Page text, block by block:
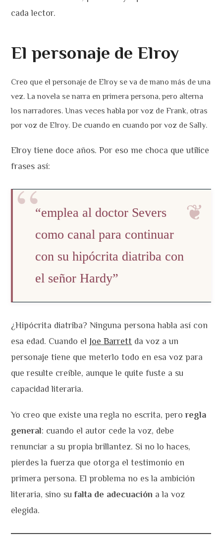
cada lector.
El personaje de Elroy
Creo que el personaje de Elroy se va de mano más de una
vez. La novela se narra en primera persona, pero alterna
los narradores. Unas veces habla por voz de Frank, otras
por voz de Elroy. De cuando en cuando por voz de Sally.
Elroy tiene doce años. Por eso me choca que utilice
frases así:
“emplea al doctor Severs
como canal para continuar
con su hipócrita diatriba con
el señor Hardy”
¿Hipócrita diatriba? Ninguna persona habla así con
esa edad. Cuando el Joe Barrett da voz a un
personaje tiene que meterlo todo en esa voz para
que resulte creíble, aunque le quite fuste a su
capacidad literaria.
Yo creo que existe una regla no escrita, peroregla
general: cuando el autor cede la voz, debe
renunciar a su propia brillantez. Si no lo haces,
pierdes la fuerza que otorga el testimonio en
primera persona. El problema no es la ambición
literaria, sino sufalta de adecuación a la voz
elegida.